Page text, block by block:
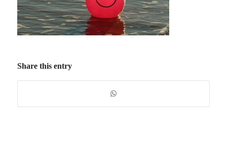
Share this entry